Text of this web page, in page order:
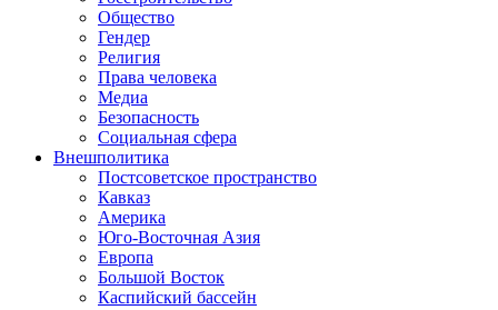
Общество
Гендер
Религия
Права человека
Медиа
Безопасность
Социальная сфера
Внешполитика
Постсоветское пространство
Кавказ
Америка
Юго-Восточная Азия
Европа
Большой Восток
Каспийский бассейн